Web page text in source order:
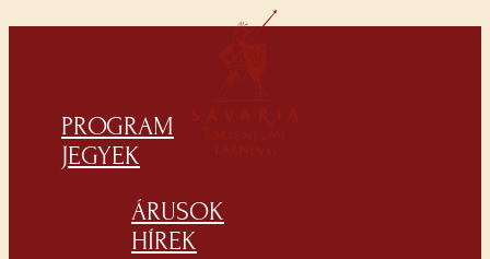
PROGRAM
JEGYEK
ÁRUSOK
HÍREK